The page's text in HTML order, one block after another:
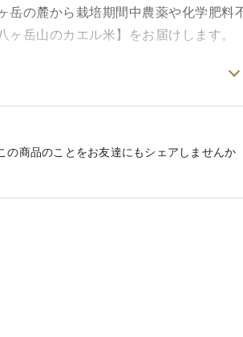
岳の麓から栽培期間中農薬や化学肥料
八ヶ岳山のカエル米】をお届けします。
んにちは、オーガニックファームチュ
の商品のことをお友達にもシェアしませんか